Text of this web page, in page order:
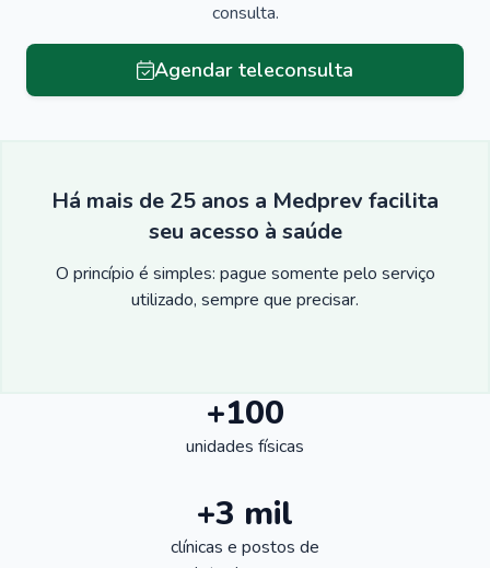
consulta.
Agendar teleconsulta
Há mais de 25 anos a Medprev facilita
seu acesso à saúde
O princípio é simples: pague somente pelo serviço
utilizado, sempre que precisar.
+100
unidades físicas
+3 mil
clínicas e postos de